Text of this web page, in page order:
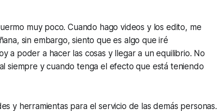
muy poco. Cuando hago videos y los edito, me
sin embargo, siento que es algo que iré
a poder a hacer las cosas y llegar a un equilibrio. No
siempre y cuando tenga el efecto que está teniendo
y herramientas para el servicio de las demás personas.